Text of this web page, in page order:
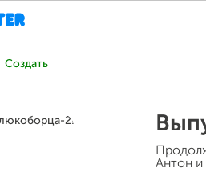
Создать
Антон и